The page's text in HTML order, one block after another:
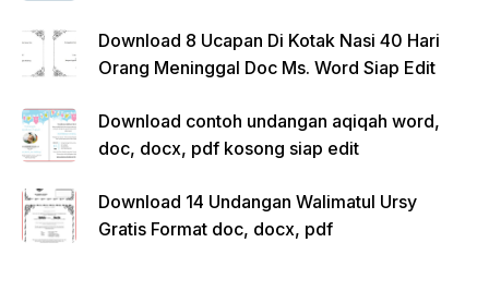
Download 8 Ucapan Di Kotak Nasi 40 Hari
Orang Meninggal Doc Ms. Word Siap Edit
Download contoh undangan aqiqah word,
doc, docx, pdf kosong siap edit
Download 14 Undangan Walimatul Ursy
Gratis Format doc, docx, pdf